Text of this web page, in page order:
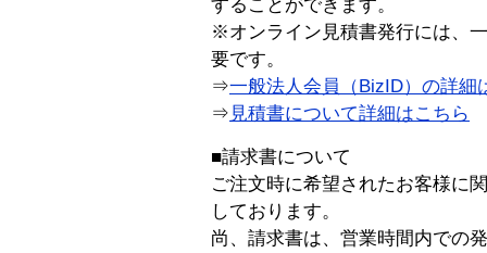
することができます。
※オンライン見積書発行には、
要です。
⇒一般法人会員（BizID）の詳細
⇒ 見積書について詳細はこちら
■請求書について
ご注文時に希望されたお客様に
しております。
尚、請求書は、営業時間内での